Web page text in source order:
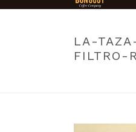
LA-
FILTRO-